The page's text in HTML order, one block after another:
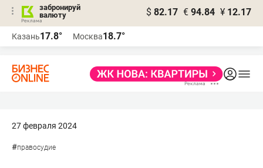
забронируй
валюту
$ 82.17 € 94.84 ¥ 12.17
Казань17.8° Москва18.7°
27 февраля 2024
#правосудие